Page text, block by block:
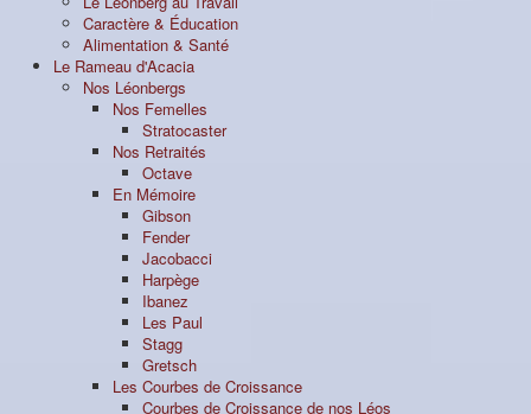
Caractère & Éducation
Alimentation & Santé
Le Rameau d'Acacia
Nos Léonbergs
Nos Femelles
Stratocaster
Nos Retraités
Octave
En Mémoire
Gibson
Fender
Jacobacci
Harpège
Ibanez
Les Paul
Stagg
Gretsch
Les Courbes de Croissance
Courbes de Croissance de nos Léos